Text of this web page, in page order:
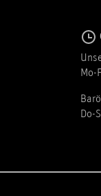
Do-